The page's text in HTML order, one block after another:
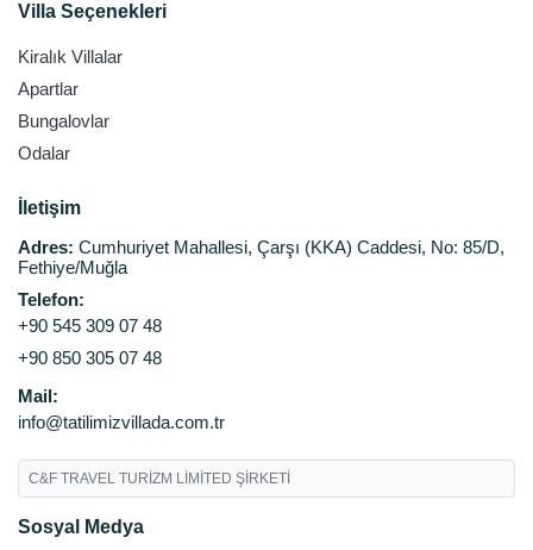
Villa Seçenekleri
Kiralık Villalar
Apartlar
Bungalovlar
Odalar
İletişim
Adres: Cumhuriyet Mahallesi, Çarşı (KKA) Caddesi, No: 85/D,
Fethiye/Muğla
Telefon:
+90 545 309 07 48
+90 850 305 07 48
Mail:
info@tatilimizvillada.com.tr
C&F TRAVEL TURİZM LİMİTED ŞİRKETİ
Sosyal Medya